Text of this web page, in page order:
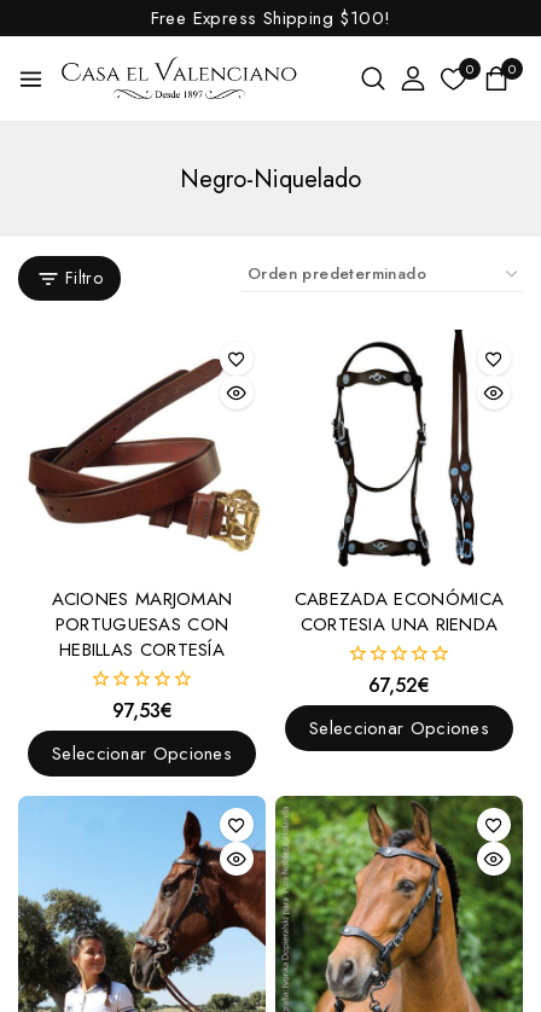
Free Express Shipping $100!
0 0
Negro-Niquelado
Filtro
ACIONES MARJOMAN
PORTUGUESAS CON
HEBILLAS CORTESÍA
fuera
de
5
97,53€
Seleccionar Opciones
CABEZADA ECONÓMICA
CORTESIA UNA RIENDA
fuera
de
5
67,52€
Seleccionar Opciones